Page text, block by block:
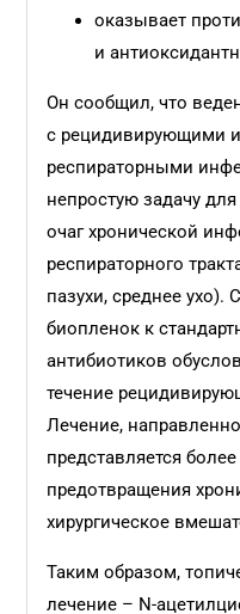
оказывает
и
Он сообщил, что
с рецидивирующими
респираторными
непростую задачу
очаг хронической
респираторного
пазухи, среднее ухо).
биопленок к
антибиотиков
течение
Лечение,
представляется
предотвращения
хирургическое
Таким образом,
лечение – N-